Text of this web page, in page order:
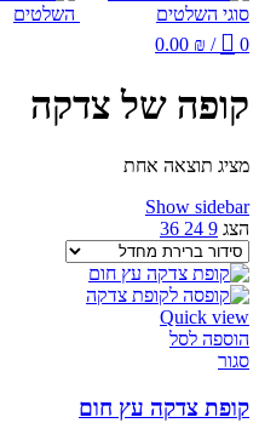
0
/
0.00 ₪
קופה של צדקה
מציג תוצאה אחת
Show sidebar
הצג 9
24
36
Quick view
הוספה לסל
סגור
קופת צדקה עץ חום